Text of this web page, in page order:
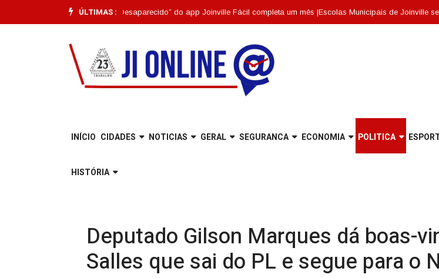
ÚLTIMAS :
Funcionalidade “Pet Desaparecido” do app Joinville Fácil completa um mês |Escolas Municipais de Joinville se
INÍCIO CIDADES NOTICIAS GERAL SEGURANCA ECONOMIA POLITICA
HISTÓRIA
Deputado Gilson Marques dá boas-
Salles que sai do PL e segue para o